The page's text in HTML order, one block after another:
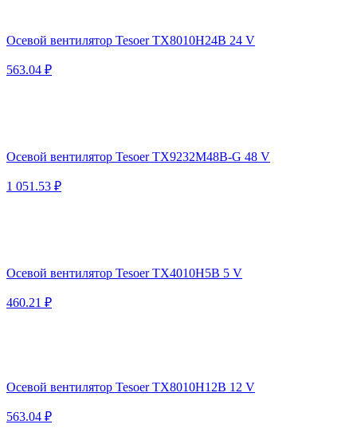
Осевой вентилятор Tesoer TX8010H24B 24 V
563.04 ₽
Осевой вентилятор Tesoer TX9232M48B-G 48 V
1 051.53 ₽
Осевой вентилятор Tesoer TX4010H5B 5 V
460.21 ₽
Осевой вентилятор Tesoer TX8010H12B 12 V
563.04 ₽